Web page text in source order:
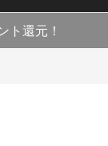
ト還元！